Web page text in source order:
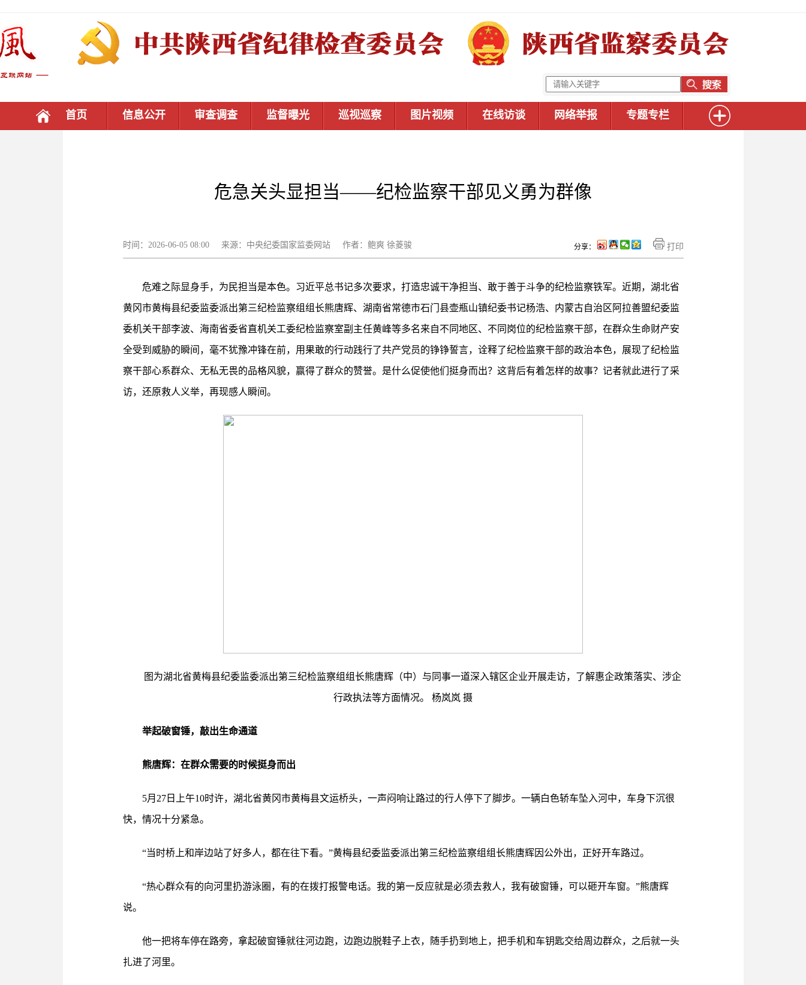
首页 信息公开 审查调查 监督曝光 巡视巡察 图片视频 在线访谈 网络举报 专题专栏
危急关头显担当——纪检监察干部见义勇为群像
时间：2026-06-05 08:00 来源：中央纪委国家监委网站 作者：鲍爽 徐菱骏 打印
分享：
危难之际显身手，为民担当是本色。习近平总书记多次要求，打造忠诚干净担当、敢于善于斗争的纪检监察铁军。近期，湖北省
黄冈市黄梅县纪委监委派出第三纪检监察组组长熊唐辉、湖南省常德市石门县壶瓶山镇纪委书记杨浩、内蒙古自治区阿拉善盟纪委监
委机关干部李波、海南省委省直机关工委纪检监察室副主任黄峰等多名来自不同地区、不同岗位的纪检监察干部，在群众生命财产安
全受到威胁的瞬间，毫不犹豫冲锋在前，用果敢的行动践行了共产党员的铮铮誓言，诠释了纪检监察干部的政治本色，展现了纪检监
察干部心系群众、无私无畏的品格风貌，赢得了群众的赞誉。是什么促使他们挺身而出？这背后有着怎样的故事？记者就此进行了采
访，还原救人义举，再现感人瞬间。
图为湖北省黄梅县纪委监委派出第三纪检监察组组长熊唐辉（中）与同事一道深入辖区企业开展走访，了解惠企政策落实、涉企
行政执法等方面情况。 杨岚岚 摄
举起破窗锤，敲出生命通道
熊唐辉：在群众需要的时候挺身而出
5月27日上午10时许，湖北省黄冈市黄梅县文运桥头，一声闷响让路过的行人停下了脚步。一辆白色轿车坠入河中，车身下沉很
快，情况十分紧急。
“当时桥上和岸边站了好多人，都在往下看。”黄梅县纪委监委派出第三纪检监察组组长熊唐辉因公外出，正好开车路过。
“热心群众有的向河里扔游泳圈，有的在拨打报警电话。我的第一反应就是必须去救人，我有破窗锤，可以砸开车窗。”熊唐辉
说。
他一把将车停在路旁，拿起破窗锤就往河边跑，边跑边脱鞋子上衣，随手扔到地上，把手机和车钥匙交给周边群众，之后就一头
扎进了河里。